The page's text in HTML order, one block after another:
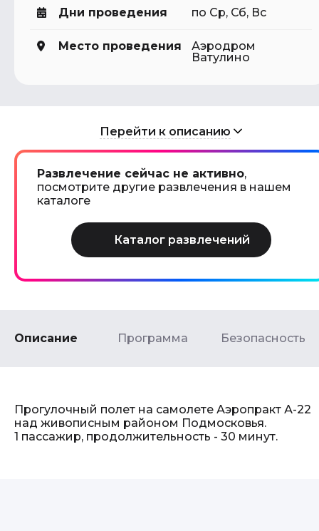
Дни проведения по Ср, Сб, Вс
Место проведения
Аэродром
Ватулино
Перейти к описанию
Развлечение сейчас не активно,
посмотрите другие развлечения в нашем
каталоге
Описание Программа Безопасность
Прогулочный полет на самолете Аэропракт А-22
над живописным районом Подмосковья.
1 пассажир, продолжительность - 30 минут.